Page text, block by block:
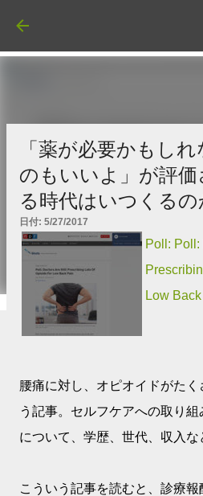
「薬が必要かもし
のもいいよ」が評
る時代はいつくるの
日付: 5/27/2017
Poll: Poll:
Low
腰痛に対し、オピオイドがた
う記事。セルフケアへの取り
について、学歴、世代、収入な
こういう記事を読むと、診療